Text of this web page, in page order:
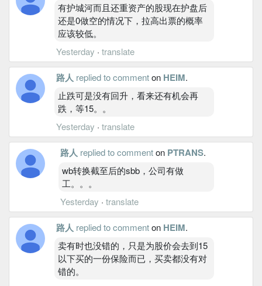
有护城河而且还重资产的股现在护盘后
还是0做空的情况下，拉高出票的概率
应该较低。
Yesterday · translate
路人 replied to commenton HEIM.
止跌可是没有回升，看来还有机会再
跌，等15。。
Yesterday · translate
路人 replied to commenton PTRANS.
wb转换截至后的sbb，公司有做
工。。。
Yesterday ·translate
路人 replied to commenton HEIM.
卖有时也没错的，只是为股价会去到15
以下买的一份保险而已，买卖都没有对
错的。